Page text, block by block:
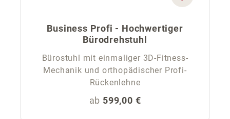
Business Profi - Hochwertiger
Bürodrehstuhl
Bürostuhl mit einmaliger 3D-Fitness-
Mechanik und orthopädischer Profi-
Rückenlehne
Regulärer Preis:
ab 599,00 €